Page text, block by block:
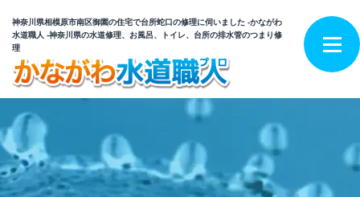
神奈川県相模原市南区御園の住宅で台所蛇口の修理に伺いました -かながわ
水道職人 -神奈川県の水道修理、お風呂、トイレ、台所の排水管のつまり修
理